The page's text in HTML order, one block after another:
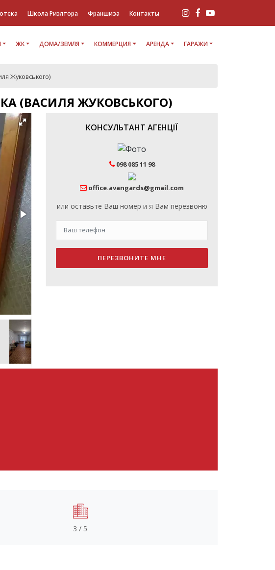
Школа Риэлтора Франшиза Контакты
ЖК ДОМА/ЗЕМЛЯ КОММЕРЦИЯ АРЕНДА ГАРАЖИ
Жуковського)
(ВАСИЛЯ ЖУКОВСЬКОГО)
КОНСУЛЬТАНТ АГЕНЦІЇ
098 085 11 98
office.avangards@gmail.com
или оставьте Ваш номер и я Вам перезвоню
ПЕРЕЗВОНИТЕ МНЕ
3 / 5